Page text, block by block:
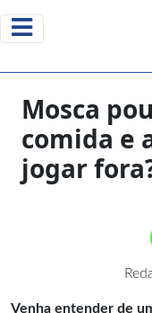
Mosca
comida e
jogar
Venha entender de